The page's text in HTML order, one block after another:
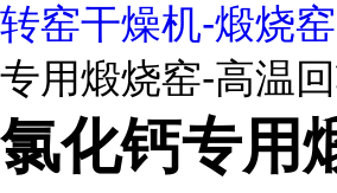
转窑干燥机-煅烧窑
专用煅烧窑-高温
氯化钙专用